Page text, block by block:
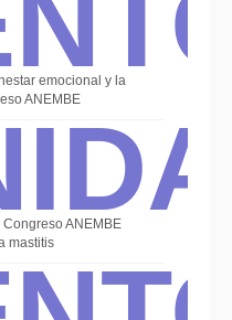
emocional y la
ANEMBE
ANEMBE
mastitis